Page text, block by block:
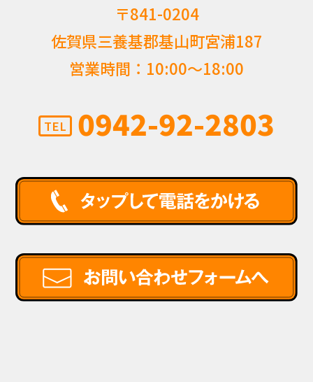
〒841-0204
佐賀県三養基郡基山町宮浦187
営業時間：10:00〜18:00
0942-92-2803